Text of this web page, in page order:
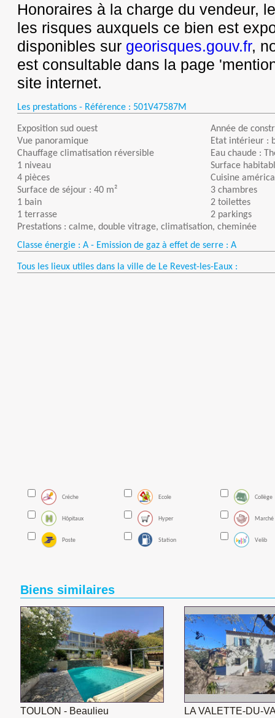
Honoraires à la charge du vendeur,
les risques auxquels ce bien est
disponibles sur georisques.gouv.fr,
est consultable dans la page
site internet.
Les prestations - Référence : 501V47587M
Exposition sud ouest
Année de
Vue panoramique
Etat intérieur :
Chauffage climatisation réversible
Eau chaude :
1 niveau
Surface
4 pièces
Cuisine
Surface de séjour : 40 m²
3 chambres
1 bain
2 toilettes
1 terrasse
2 parkings
Prestations : calme, double vitrage, climatisation, cheminée
Classe énergie : A - Emission de gaz à effet de serre : A
Tous les lieux utiles dans la ville de Le Revest-les-Eaux :
Créche Ecole Collège
Hôpitaux Hyper Marché
Poste Station Velib
Biens similaires
TOULON - Beaulieu
LA VALETTE-DU-